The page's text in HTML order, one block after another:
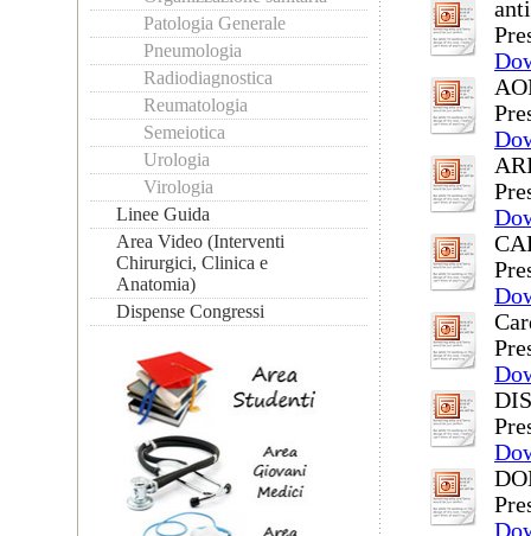
Patologia Generale
Pneumologia
Radiodiagnostica
Reumatologia
Semeiotica
Urologia
Virologia
Linee Guida
Area Video (Interventi
Chirurgici, Clinica e
Anatomia)
Dispense Congressi